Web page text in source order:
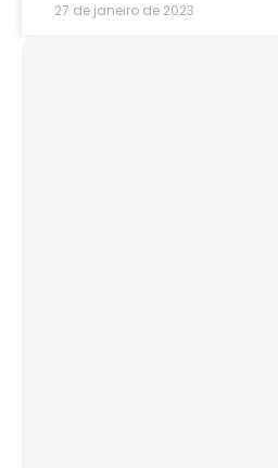
27 de janeiro de 2023